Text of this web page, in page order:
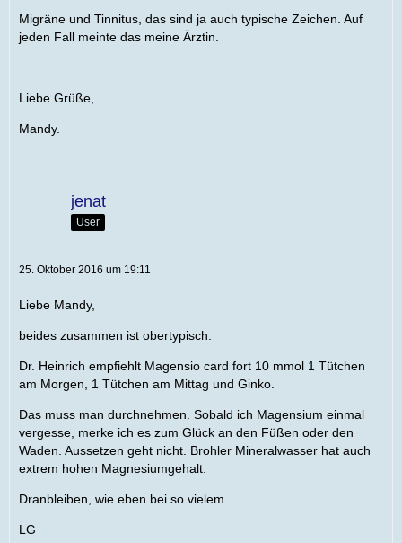
Migräne und Tinnitus, das sind ja auch typische Zeichen. Auf
jeden Fall meinte das meine Ärztin.
Liebe Grüße,
Mandy.
jenat
User
25. Oktober 2016 um 19:11
Liebe Mandy,
beides zusammen ist obertypisch.
Dr. Heinrich empfiehlt Magensio card fort 10 mmol 1 Tütchen
am Morgen, 1 Tütchen am Mittag und Ginko.
Das muss man durchnehmen. Sobald ich Magensium einmal
vergesse, merke ich es zum Glück an den Füßen oder den
Waden. Aussetzen geht nicht. Brohler Mineralwasser hat auch
extrem hohen Magnesiumgehalt.
Dranbleiben, wie eben bei so vielem.
LG